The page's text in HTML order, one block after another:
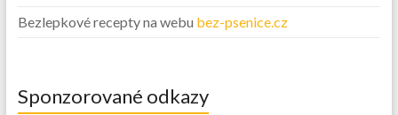
Bezlepkové recepty na webu bez-psenice.cz
Sponzorované odkazy